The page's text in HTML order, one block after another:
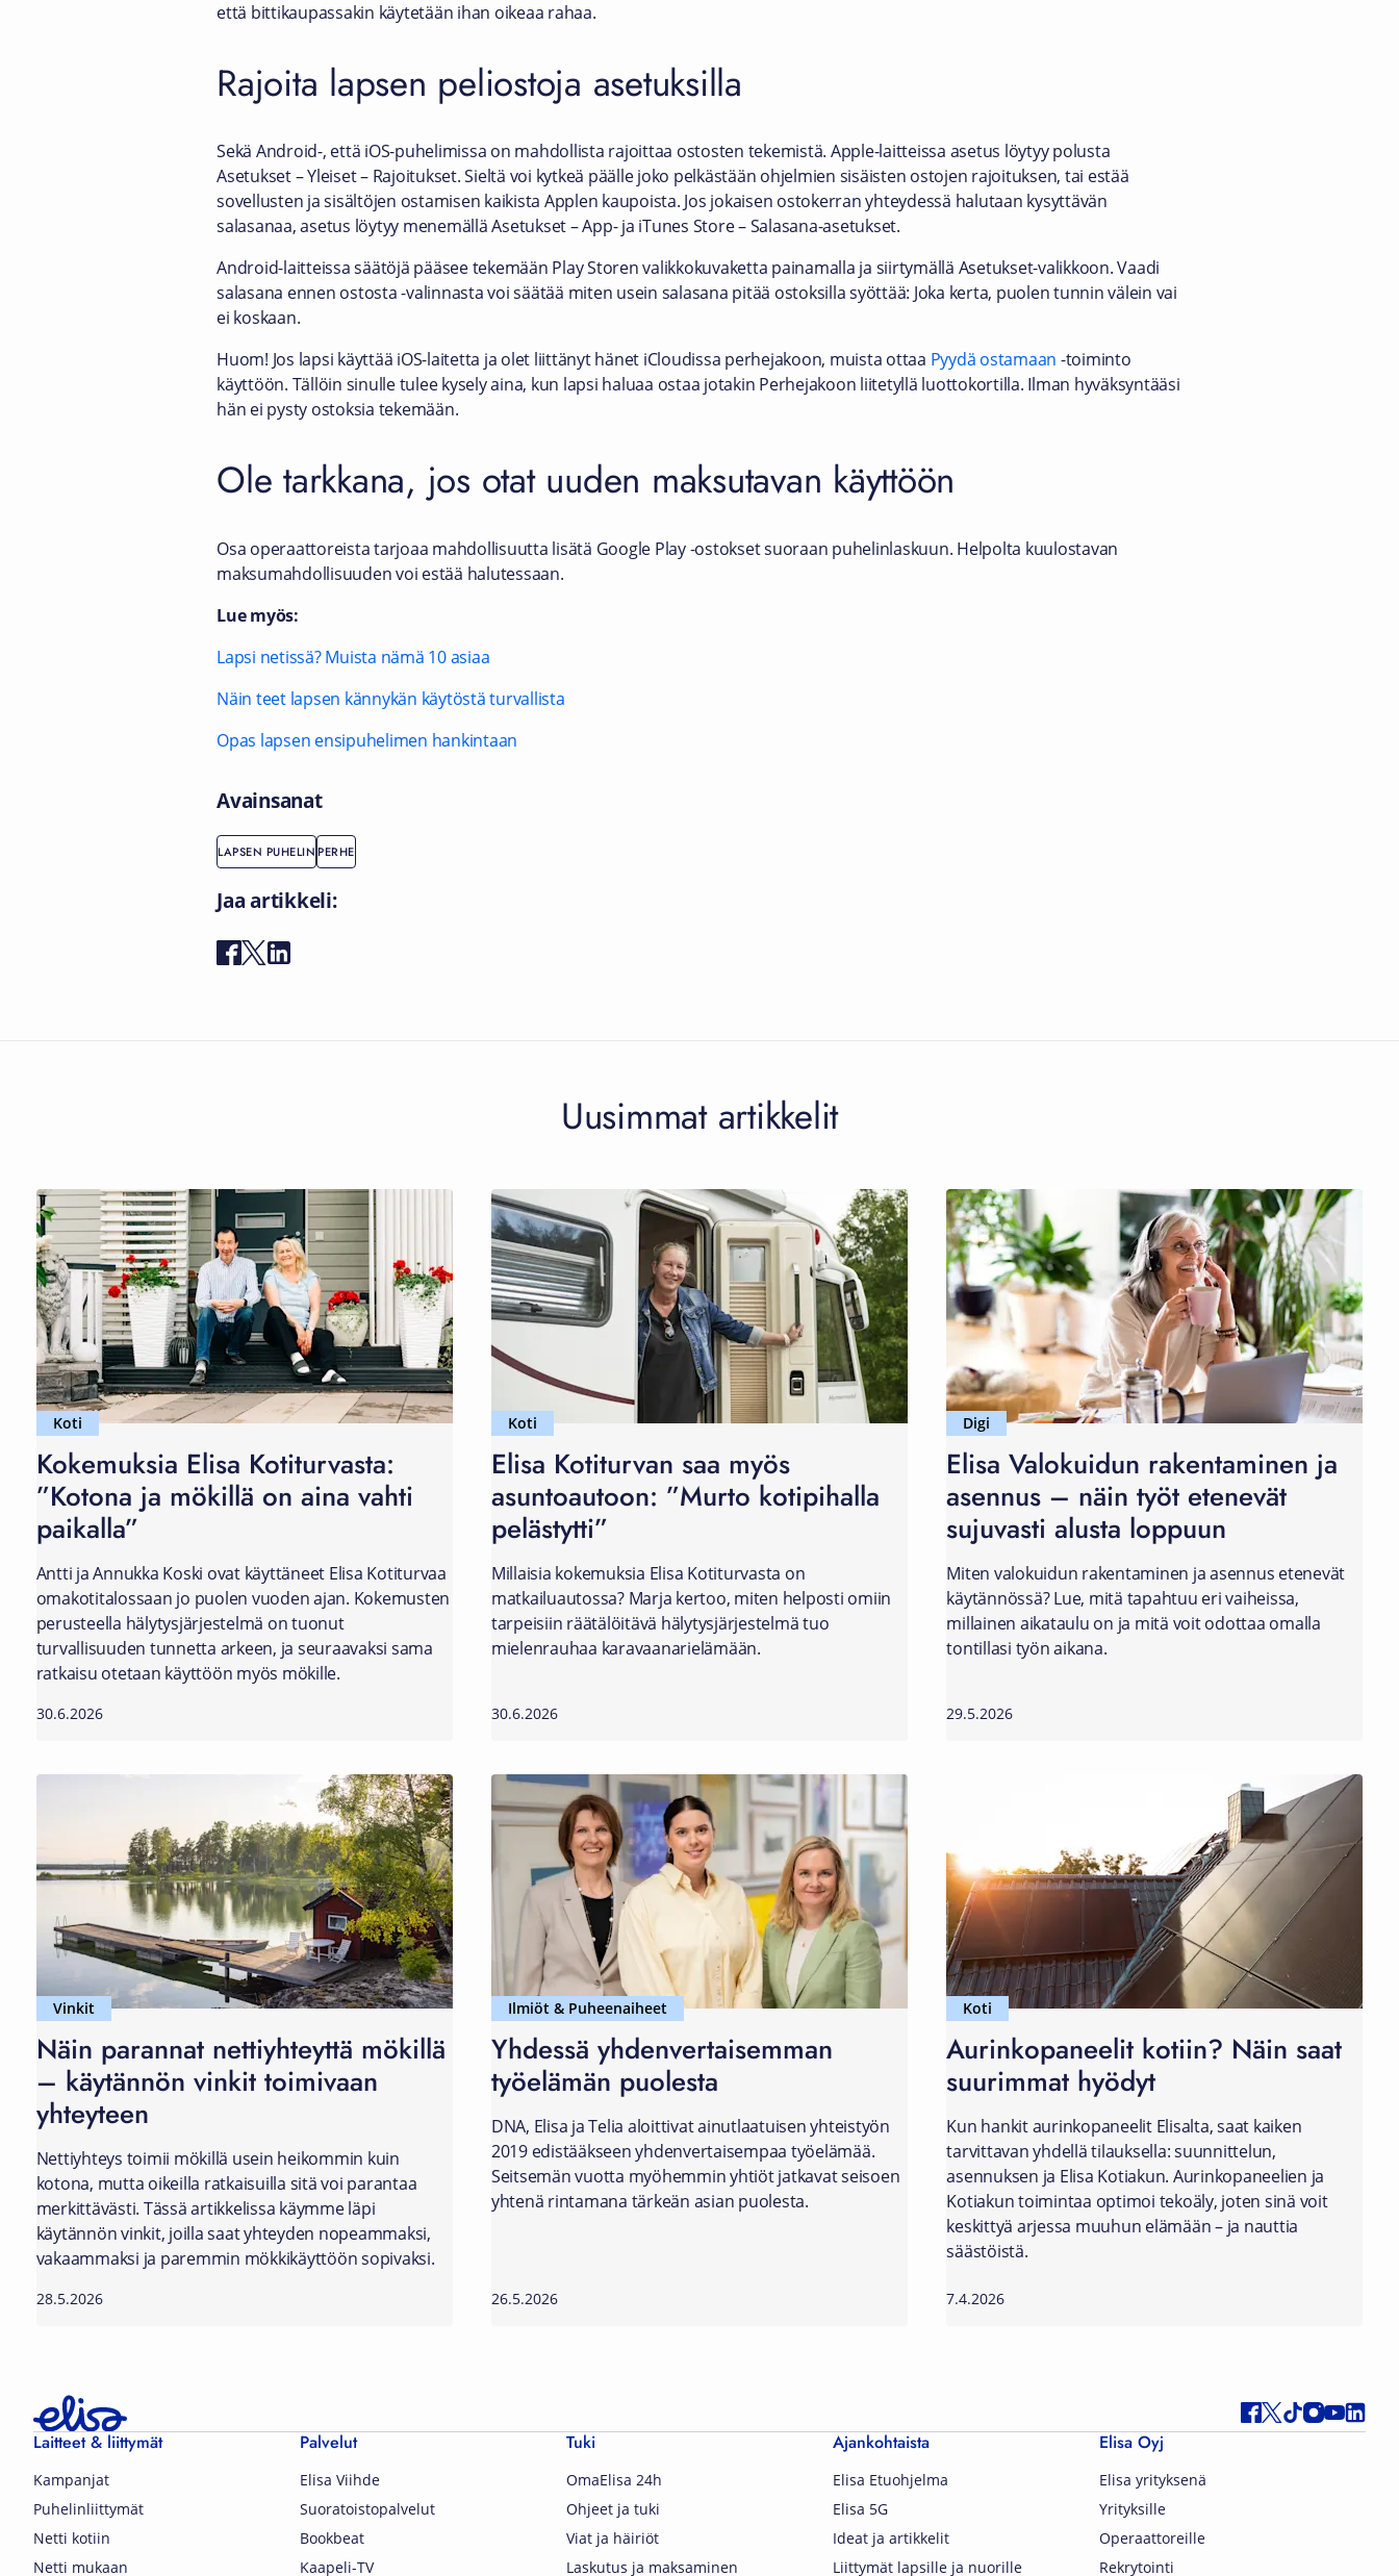
että bittikaupassakin käytetään ihan oikeaa rahaa.
Rajoita lapsen peliostoja asetuksilla
Sekä Android-, että iOS-puhelimissa on mahdollista rajoittaa ostosten tekemistä. Apple-laitteissa asetus löytyy polusta
Asetukset – Yleiset – Rajoitukset. Sieltä voi kytkeä päälle joko pelkästään ohjelmien sisäisten ostojen rajoituksen, tai estää
sovellusten ja sisältöjen ostamisen kaikista Applen kaupoista. Jos jokaisen ostokerran yhteydessä halutaan kysyttävän
salasanaa, asetus löytyy menemällä Asetukset – App- ja iTunes Store – Salasana-asetukset.
Android-laitteissa säätöjä pääsee tekemään Play Storen valikkokuvaketta painamalla ja siirtymällä Asetukset-valikkoon. Vaadi
salasana ennen ostosta -valinnasta voi säätää miten usein salasana pitää ostoksilla syöttää: Joka kerta, puolen tunnin välein vai
ei koskaan.
Huom! Jos lapsi käyttää iOS-laitetta ja olet liittänyt hänet iCloudissa perhejakoon, muista ottaa Pyydä ostamaan -toiminto
käyttöön. Tällöin sinulle tulee kysely aina, kun lapsi haluaa ostaa jotakin Perhejakoon liitetyllä luottokortilla. Ilman hyväksyntääsi
hän ei pysty ostoksia tekemään.
Ole tarkkana, jos otat uuden maksutavan käyttöön
Osa operaattoreista tarjoaa mahdollisuutta lisätä Google Play -ostokset suoraan puhelinlaskuun. Helpolta kuulostavan
maksumahdollisuuden voi estää halutessaan.
Lue myös:
Lapsi netissä? Muista nämä 10 asiaa
Näin teet lapsen kännykän käytöstä turvallista
Opas lapsen ensipuhelimen hankintaan
Avainsanat
LAPSEN PUHELINPERHE
Jaa artikkeli:
Uusimmat artikkelit
Koti
Kokemuksia Elisa Kotiturvasta:
”Kotona ja mökillä on aina vahti
paikalla”
Antti ja Annukka Koski ovat käyttäneet Elisa Kotiturvaa
omakotitalossaan jo puolen vuoden ajan. Kokemusten
perusteella hälytysjärjestelmä on tuonut
turvallisuuden tunnetta arkeen, ja seuraavaksi sama
ratkaisu otetaan käyttöön myös mökille.
30.6.2026
Koti
Elisa Kotiturvan saa myös
asuntoautoon: ”Murto kotipihalla
pelästytti”
Millaisia kokemuksia Elisa Kotiturvasta on
matkailuautossa? Marja kertoo, miten helposti omiin
tarpeisiin räätälöitävä hälytysjärjestelmä tuo
mielenrauhaa karavaanarielämään.
30.6.2026
Digi
Elisa Valokuidun rakentaminen ja
asennus – näin työt etenevät
sujuvasti alusta loppuun
Miten valokuidun rakentaminen ja asennus etenevät
käytännössä? Lue, mitä tapahtuu eri vaiheissa,
millainen aikataulu on ja mitä voit odottaa omalla
tontillasi työn aikana.
29.5.2026
Vinkit
Näin parannat nettiyhteyttä mökillä
– käytännön vinkit toimivaan
yhteyteen
Nettiyhteys toimii mökillä usein heikommin kuin
kotona, mutta oikeilla ratkaisuilla sitä voi parantaa
merkittävästi. Tässä artikkelissa käymme läpi
käytännön vinkit, joilla saat yhteyden nopeammaksi,
vakaammaksi ja paremmin mökkikäyttöön sopivaksi.
28.5.2026
Ilmiöt & Puheenaiheet
Yhdessä yhdenvertaisemman
työelämän puolesta
DNA, Elisa ja Telia aloittivat ainutlaatuisen yhteistyön
2019 edistääkseen yhdenvertaisempaa työelämää.
Seitsemän vuotta myöhemmin yhtiöt jatkavat seisoen
yhtenä rintamana tärkeän asian puolesta.
26.5.2026
Koti
Aurinkopaneelit kotiin? Näin saat
suurimmat hyödyt
Kun hankit aurinkopaneelit Elisalta, saat kaiken
tarvittavan yhdellä tilauksella: suunnittelun,
asennuksen ja Elisa Kotiakun. Aurinkopaneelien ja
Kotiakun toimintaa optimoi tekoäly, joten sinä voit
keskittyä arjessa muuhun elämään – ja nauttia
säästöistä.
7.4.2026
Laitteet & liittymät
Kampanjat
Puhelinliittymät
Netti kotiin
Netti mukaan
Palvelut
Elisa Viihde
Suoratoistopalvelut
Bookbeat
Kaapeli-TV
Tuki
OmaElisa 24h
Ohjeet ja tuki
Viat ja häiriöt
Laskutus ja maksaminen
Ajankohtaista
Elisa Etuohjelma
Elisa 5G
Ideat ja artikkelit
Liittymät lapsille ja nuorille
Elisa Oyj
Elisa yrityksenä
Yrityksille
Operaattoreille
Rekrytointi